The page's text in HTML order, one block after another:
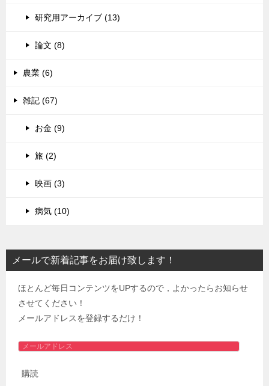
研究用アーカイブ (13)
論文 (8)
農業 (6)
雑記 (67)
お金 (9)
旅 (2)
映画 (3)
病気 (10)
メールで新着記事をお届け致します！
ほとんど毎日コンテンツをUPするので，よかったらお知らせ
させてください！
メールアドレスを登録するだけ！
メ
ル
購読